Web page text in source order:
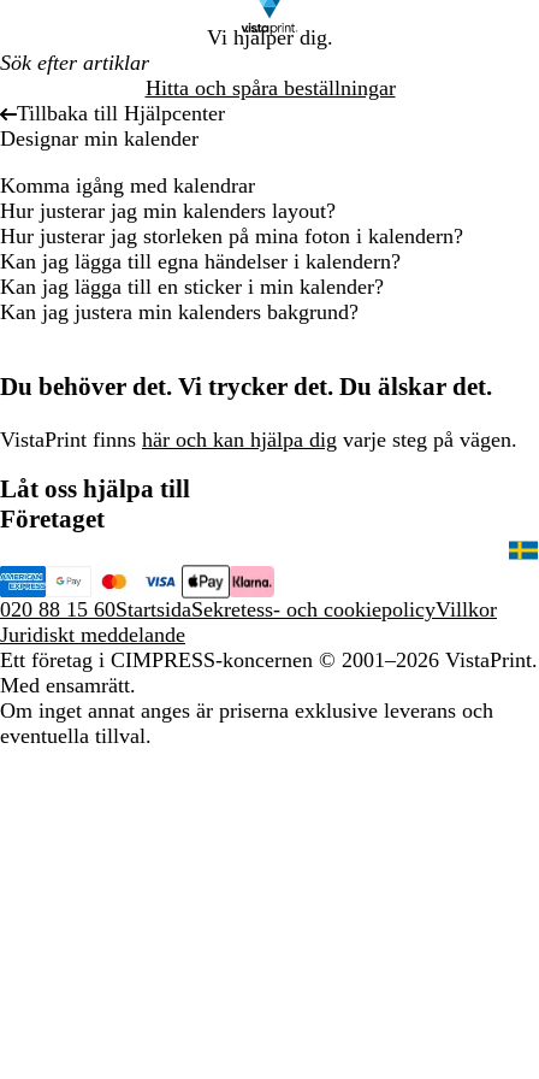
Vi hjälper dig.
Hitta och spåra beställningar
Tillbaka till Hjälpcenter
Designar min kalender
Komma igång med kalendrar
Hur justerar jag min kalenders layout?
Hur justerar jag storleken på mina foton i kalendern?
Kan jag lägga till egna händelser i kalendern?
Kan jag lägga till en sticker i min kalender?
Kan jag justera min kalenders bakgrund?
Du behöver det. Vi trycker det. Du älskar det.
VistaPrint finns här och kan hjälpa dig varje steg på vägen.
Låt oss hjälpa till
Företaget
020 88 15 60StartsidaSekretess- och cookiepolicyVillkor
Juridiskt meddelande
Ett företag i CIMPRESS-koncernen © 2001–2026 VistaPrint.
Med ensamrätt.
Om inget annat anges är priserna exklusive leverans och
eventuella tillval.